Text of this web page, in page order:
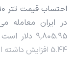
5.44 افزایش داشته است.